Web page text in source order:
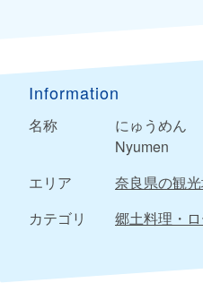
Information
名称
にゅうめん
Nyumen
エリア
奈良県の観
カテゴリ
郷土料理・